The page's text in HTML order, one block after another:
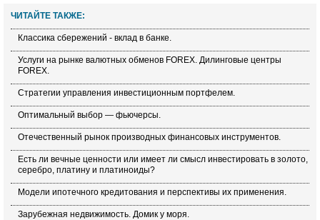
ЧИТАЙТЕ ТАКЖЕ:
Классика сбережений - вклад в банке.
Услуги на рынке валютных обменов FOREX. Дилинговые центры
FOREX.
Стратегии управления инвестиционным портфелем.
Оптимальный выбор — фьючерсы.
Отечественный рынок производных финансовых инструментов.
Есть ли вечные ценности или имеет ли смысл инвестировать в золото,
серебро, платину и платиноиды?
Модели ипотечного кредитования и перспективы их применения.
Зарубежная недвижимость. Домик у моря.